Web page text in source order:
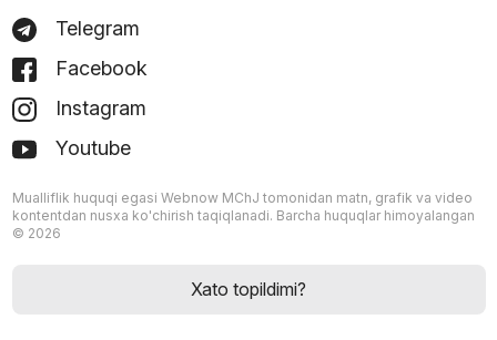
Telegram
Facebook
Instagram
Youtube
Mualliflik huquqi egasi Webnow MChJ tomonidan matn, grafik va video
kontentdan nusxa ko'chirish taqiqlanadi. Barcha huquqlar himoyalangan
© 2026
Xato topildimi?